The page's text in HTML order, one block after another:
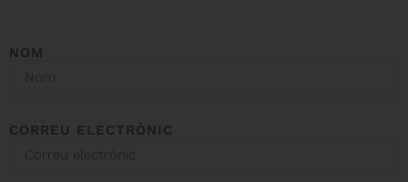
NOM
CORREU ELECTRÒNIC